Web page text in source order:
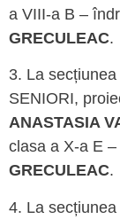
a VIII-a B –
GRECULEAC.
3. La secțiunea
SENIORI,
ANASTASIA
clasa a X-a E
GRECULEAC.
4. La secțiunea